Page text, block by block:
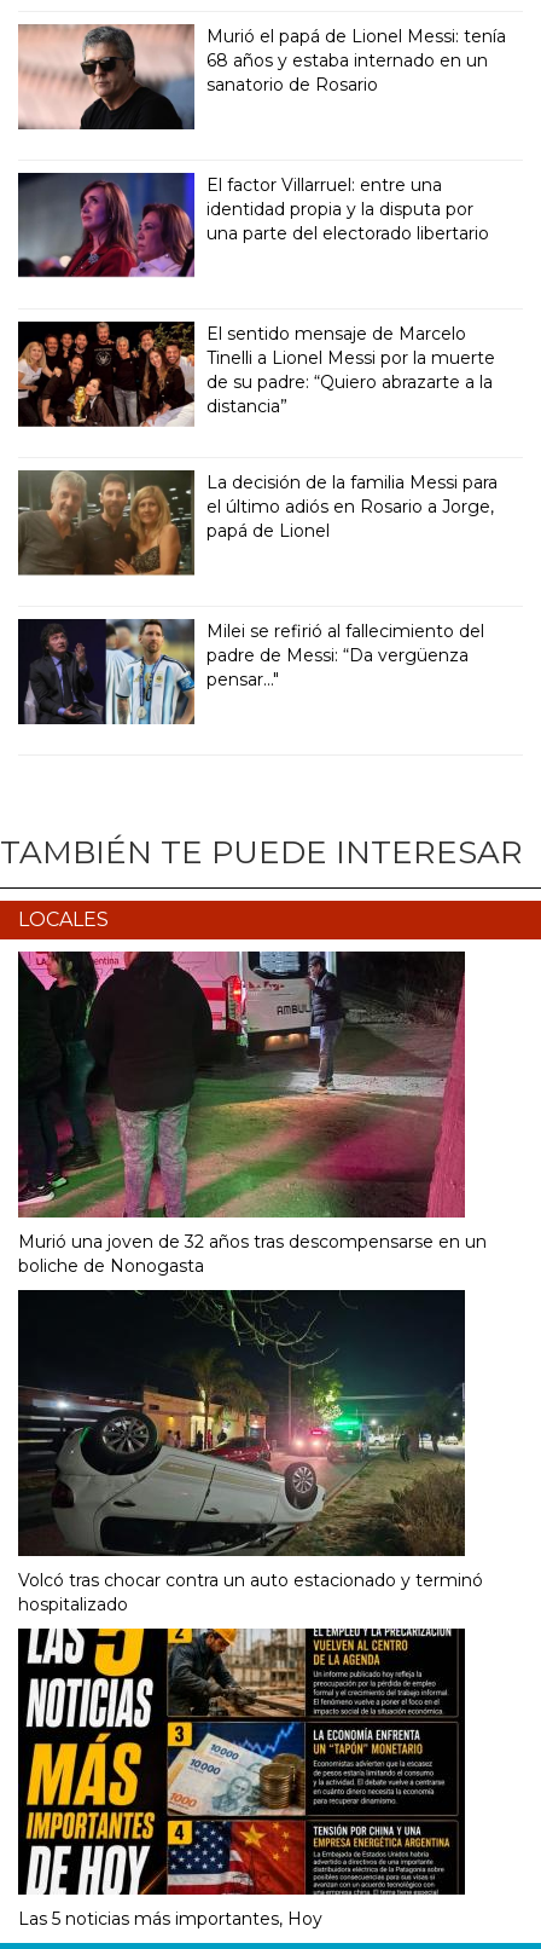
Murió el papá de Lionel Messi: tenía
68 años y estaba internado en un
sanatorio de Rosario
El factor Villarruel: entre una
identidad propia y la disputa por
una parte del electorado libertario
El sentido mensaje de Marcelo
Tinelli a Lionel Messi por la muerte
de su padre: “Quiero abrazarte a la
distancia”
La decisión de la familia Messi para
el último adiós en Rosario a Jorge,
papá de Lionel
Milei se refirió al fallecimiento del
padre de Messi: “Da vergüenza
pensar..."
TAMBIÉN TE PUEDE INTERESAR
LOCALES
Murió una joven de 32 años tras descompensarse en un
boliche de Nonogasta
Volcó tras chocar contra un auto estacionado y terminó
hospitalizado
Las 5 noticias más importantes, Hoy